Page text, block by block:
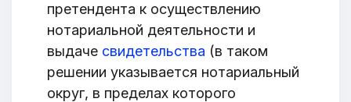
претендента к осуществлению
нотариальной деятельности и
выдаче свидетельства (в таком
решении указывается нотариальный
округ, в пределах которого